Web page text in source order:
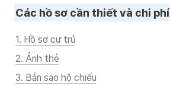
Các hồ sơ cần thiết và chi phí
1. Hồ sơ cư trú
2. Ảnh thẻ
3. Bản sao hộ chiếu